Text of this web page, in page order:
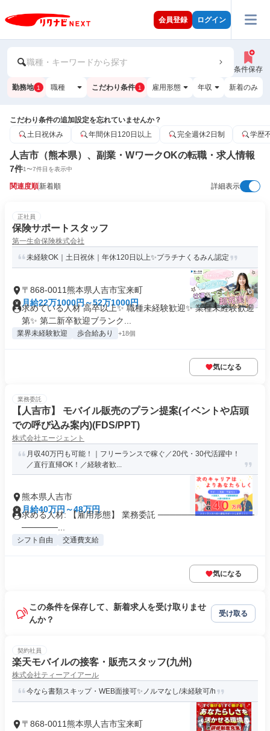
会員登録 ログイン
職種・キーワードから探す
条件保存
勤務地 1 職種 こだわり条件 1 雇用形態 年収 新着のみ
こだわり条件の追加設定を忘れていませんか？
土日祝休み
年間休日120日以上 完全週休2日制 学歴
人吉市（熊本県）、副業・WワークOKの転職・求人情報
7件1〜7件目を表示中
関連度順新着順 詳細表示
正社員
保険サポートスタッフ
第一生命保険株式会社
未経験OK｜土日祝休｜年休120日以上✨プラチナくるみん認定
〒868-0011熊本県人吉市宝来町
月給22万1000円～52万1000円
求めている人材 高卒以上✨ 職種未経験歓迎✨ 業種未経験歓迎
第✨ 第二新卒歓迎ブランク...
業界未経験歓迎 歩合給あり +18個
気になる
業務委託
【人吉市】 モバイル販売のプラン提案(イベントや店頭
での呼び込み案内)(FDS/PPT)
株式会社エージェント
月収40万円も可能！｜フリーランスで稼ぐ／20代・30代活躍中！
／直行直帰OK！／経験者歓...
熊本県人吉市
月給40万円～48万円
求める人材: 【雇用形態】 業務委託 ────────────────
──────...
シフト自由 交通費支給
気になる
この条件を保存して、新着求人を受け取りませ
んか？
受け取る
契約社員
楽天モバイルの接客・販売スタッフ(九州)
株式会社ティーアイアール
今なら書類スキップ・WEB面接可✨️ノルマなし/未経験可/h
〒868-0011熊本県人吉市宝来町